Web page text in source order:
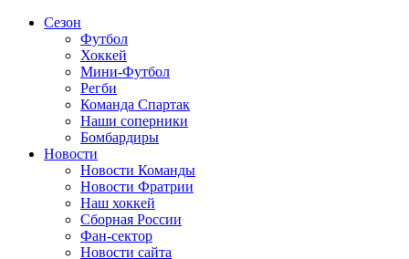
Сезон
Футбол
Хоккей
Мини-Футбол
Регби
Команда Спартак
Наши соперники
Бомбардиры
Новости
Новости Команды
Новости Фратрии
Наш хоккей
Сборная России
Фан-cектор
Новости сайта